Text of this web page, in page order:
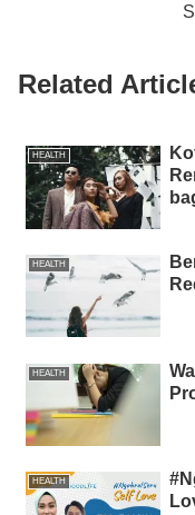
o
k
p
Related
HEALTH
HEALTH
HEALTH
HEALTH